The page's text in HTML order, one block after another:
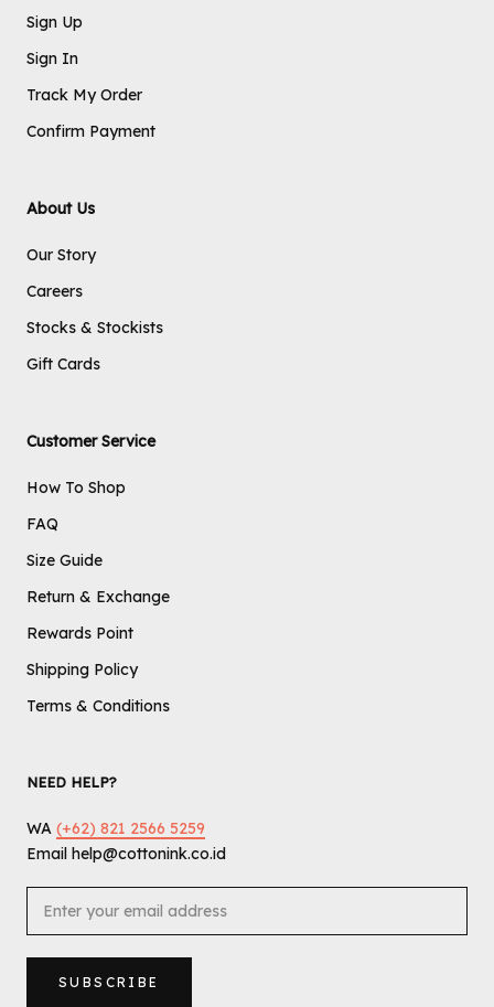
Sign Up
Sign In
Track My Order
Confirm Payment
About Us
Our Story
Careers
Stocks & Stockists
Gift Cards
Customer Service
How To Shop
FAQ
Size Guide
Return & Exchange
Rewards Point
Shipping Policy
Terms & Conditions
NEED HELP?
WA (+62) 821 2566 5259
Email help@cottonink.co.id
SUBSCRIBE